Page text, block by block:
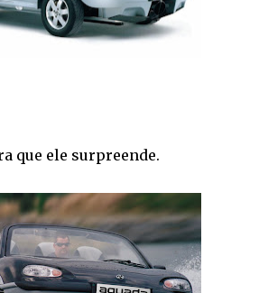
que ele surpreende.